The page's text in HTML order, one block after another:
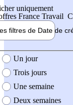
uniquement
France Travail
filtres de Date de
création de l'offre
Un jour
Trois jours
Une semaine
Deux semaines